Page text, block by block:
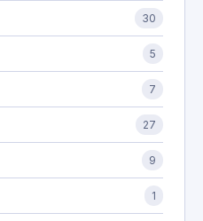
30
5
7
27
9
1